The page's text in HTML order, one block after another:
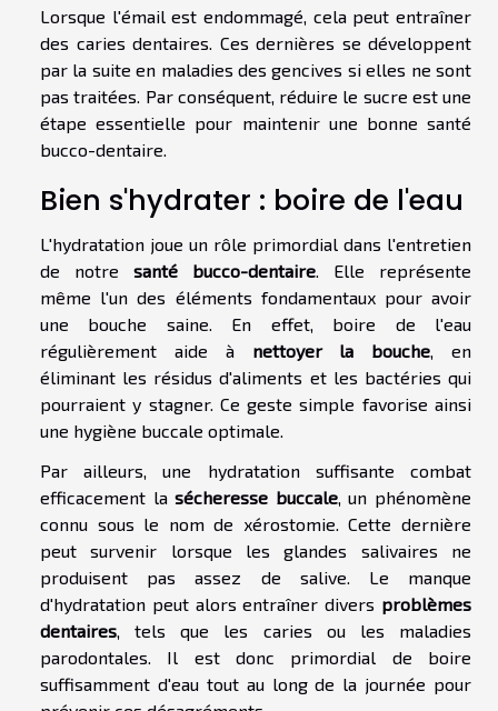
Lorsque l'émail est endommagé, cela peut entraîner
des caries dentaires. Ces dernières se développent
par la suite en maladies des gencives si elles ne sont
pas traitées. Par conséquent, réduire le sucre est une
étape essentielle pour maintenir une bonne santé
bucco-dentaire.
Bien s'hydrater : boire de l'eau
L'hydratation joue un rôle primordial dans l'entretien
de notre santé bucco-dentaire. Elle représente
même l'un des éléments fondamentaux pour avoir
une bouche saine. En effet, boire de l'eau
régulièrement aide à nettoyer la bouche, en
éliminant les résidus d'aliments et les bactéries qui
pourraient y stagner. Ce geste simple favorise ainsi
une hygiène buccale optimale.
Par ailleurs, une hydratation suffisante combat
efficacement lasécheresse buccale, un phénomène
connu sous le nom de xérostomie. Cette dernière
peut survenir lorsque les glandes salivaires ne
produisent pas assez de salive. Le manque
d'hydratation peut alors entraîner divers problèmes
dentaires, tels que les caries ou les maladies
parodontales. Il est donc primordial de boire
suffisamment d'eau tout au long de la journée pour